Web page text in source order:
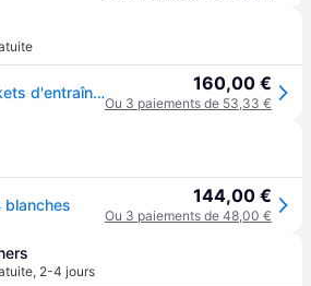
ON - Cloud X 4 - Baskets d'entraînement - Noir et blanc 160,00 €
Ou 3 paiements de 53,33 €
blanches 144,00 €
Ou 3 paiements de 48,00 €
, 2-4 jours